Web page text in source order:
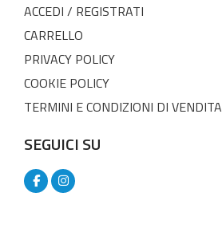
ACCEDI / REGISTRATI
CARRELLO
PRIVACY POLICY
COOKIE POLICY
TERMINI E CONDIZIONI DI VENDITA
SEGUICI SU